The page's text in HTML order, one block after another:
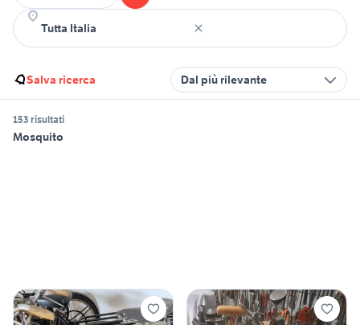
Salva ricerca Dal più rilevante
153 risultati
Mosquito